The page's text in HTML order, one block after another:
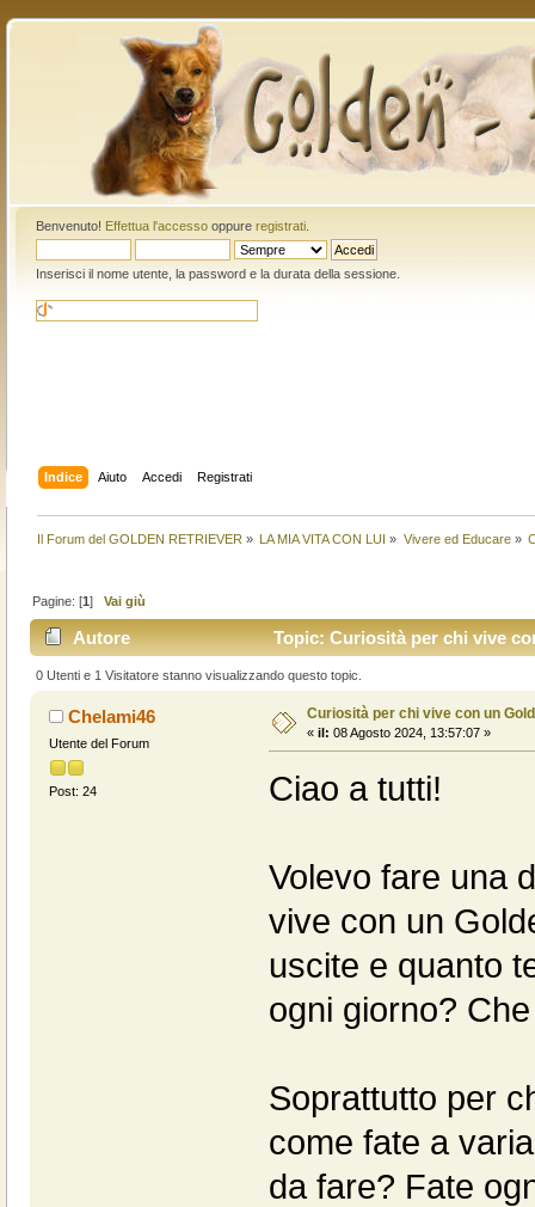
Benvenuto! Effettua l'accessooppure registrati.
Inserisci il nome utente, la password e la durata della sessione.
Indice Aiuto Accedi Registrati
Il Forum del GOLDEN RETRIEVER » LA MIA VITA CON LUI » Vivere ed Educare»
Pagine: [1]Vai giù
Autore Topic: Curiosità per chi vive
0 Utenti e 1 Visitatore stanno visualizzando questo topic.
Chelami46
Utente del Forum
Post: 24
Curiosità per chi vive con un
« il: 08 Agosto 2024, 13:57:07 »
Ciao a tutti!
Volevo fare una
vive con un
uscite e quanto
ogni giorno?
Soprattutto per
come fate a
da fare? Fate